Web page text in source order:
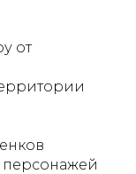
от
персонажей